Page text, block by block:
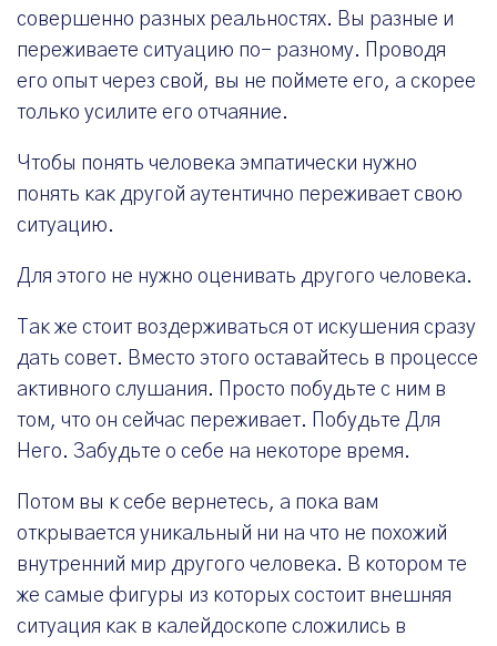
совершенно разных реальностях. Вы разные и
переживаете ситуацию по- разному. Проводя
его опыт через свой, вы не поймете его, а скорее
только усилите его отчаяние.
Чтобы понять человека эмпатически нужно
понять как другой аутентично переживает свою
ситуацию.
Для этого не нужно оценивать другого человека.
Так же стоит воздерживаться от искушения сразу
дать совет. Вместо этого оставайтесь в процессе
активного слушания. Просто побудьте с ним в
том, что он сейчас переживает. Побудьте Для
Него. Забудьте о себе на некоторе время.
Потом вы к себе вернетесь, а пока вам
открывается уникальный ни на что не похожий
внутренний мир другого человека. В котором те
же самые фигуры из которых состоит внешняя
ситуация как в калейдоскопе сложились в